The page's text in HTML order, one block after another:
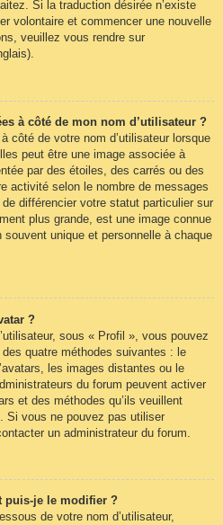
Si la traduction désirée n’existe
volontaire et commencer une nouvelle
veuillez vous rendre sur
à côté de mon nom d’utilisateur ?
côté de votre nom d’utilisateur lorsque
peut être une image associée à
par des étoiles, des carrés ou des
activité selon le nombre de messages
différencier votre statut particulier sur
plus grande, est une image connue
unique et personnelle à chaque
?
sous « Profil », vous pouvez
quatre méthodes suivantes : le
les images distantes ou le
du forum peuvent activer
et des méthodes qu’ils veuillent
Si vous ne pouvez pas utiliser
un administrateur du forum.
puis-je le modifier ?
de votre nom d’utilisateur,